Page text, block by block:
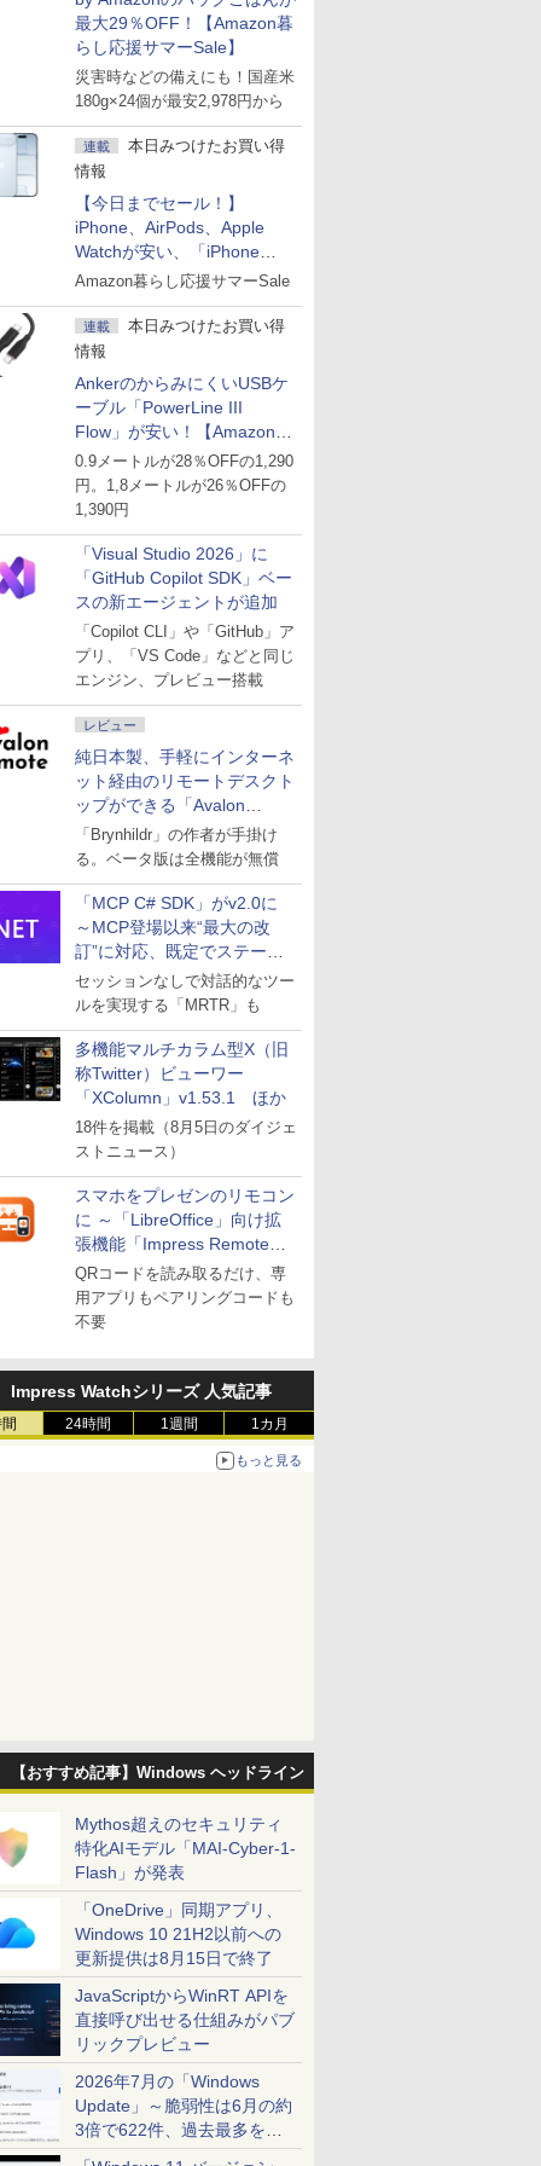
最大29％OFF！【Amazon暮
らし応援サマーSale】
災害時などの備えにも！国産米
180g×24個が最安2,978円から
連載
本日みつけたお買い得
情報
【今日までセール！】
iPhone、AirPods、Apple
Watchが安い、「iPhone
Air」256GB版が139,800円な
Amazon暮らし応援サマーSale
連載
本日みつけたお買い得
情報
AnkerのからみにくいUSBケ
ーブル「PowerLine III
Flow」が安い！【Amazon暮
らし応援サマーSale】
0.9メートルが28％OFFの1,290
円。1,8メートルが26％OFFの
1,390円
「Visual Studio 2026」に
「GitHub Copilot SDK」ベー
スの新エージェントが追加
「Copilot CLI」や「GitHub」ア
プリ、「VS Code」などと同じ
エンジン、プレビュー搭載
レビュー
純日本製、手軽にインターネ
ット経由のリモートデスクト
ップができる「Avalon
remote」
「Brynhildr」の作者が手掛け
る。ベータ版は全機能が無償
「MCP C# SDK」がv2.0に
～MCP登場以来“最大の改
訂”に対応、既定でステート
レスへ
セッションなしで対話的なツー
ルを実現する「MRTR」も
多機能マルチカラム型X（旧
称Twitter）ビューワー
「XColumn」v1.53.1 ほか
18件を掲載（8月5日のダイジェ
ストニュース）
スマホをプレゼンのリモコン
に ～「LibreOffice」向け拡
張機能「Impress Remote」
が公開
QRコードを読み取るだけ、専
用アプリもペアリングコードも
不要
Impress Watchシリーズ 人気記事
24時間 1週間 1カ月
もっと見る
【おすすめ記事】Windows ヘッドライン
Mythos超えのセキュリティ
特化AIモデル「MAI-Cyber-1-
Flash」が発表
「OneDrive」同期アプリ、
Windows 10 21H2以前への
更新提供は8月15日で終了
JavaScriptからWinRT APIを
直接呼び出せる仕組みがパブ
リックプレビュー
2026年7月の「Windows
Update」～脆弱性は6月の約
3倍で622件、過去最多を大
幅に更新